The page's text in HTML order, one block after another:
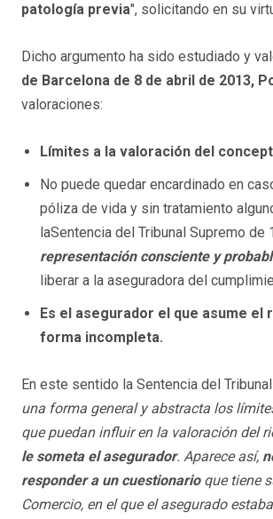
patología previa", solicitando en su
Dicho argumento ha sido estudiado y
de Barcelona de 8 de abril de 2013,
valoraciones:
Límites a la valoración del
No puede quedar encardinado en
póliza de vida y sin tratamiento
laSentencia del Tribunal Supremo
representación consciente y
liberar a la aseguradora del
Es el asegurador el que asume
forma incompleta.
En este sentido la Sentencia del
una forma general y abstracta los
que puedan influir en la valoración del
le someta el asegurador. Aparece así,
responder a un cuestionario que tiene
Comercio, en el que el asegurado